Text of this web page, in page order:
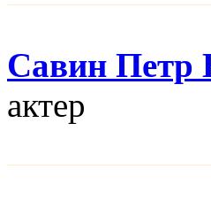
Савин Петр
актер